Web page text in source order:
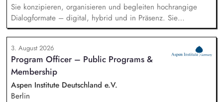
Sie konzipieren, organisieren und begleiten hochrangige
Dialogformate – digital, hybrid und in Präsenz. Sie
identifizieren aktuelle Entwicklungen in den Bereichen
Handel, Technologie, Geopolitik und wirtschaftliche
Sicherheit und bereiten diese für Veranstaltungen,
Hintergrundgespräche, Publikationen und politische
Diskussionen auf. Sie identifizieren und gewinnen
Referent*innen sowie Diskussionspartner aus Politik,
Wirtschaft, Wissenschaft und Zivilgesellschaft.
3. August 2026
Program Officer – Public Programs &
Membership
Aspen Institute Deutschland e.V.
Berlin